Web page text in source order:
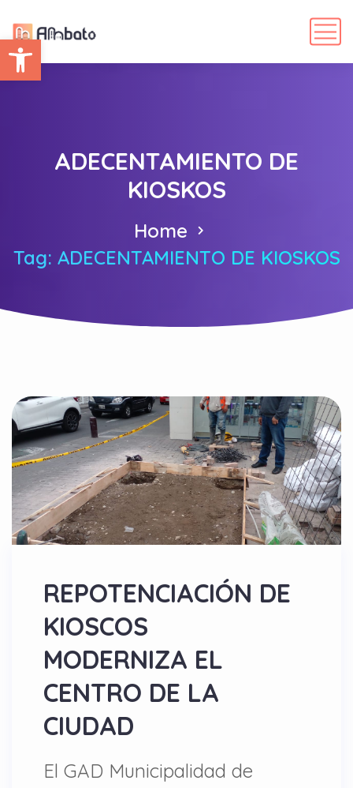
Abrir barra de herramientas
ADECENTAMIENTO DE
KIOSKOS
Home
Tag: ADECENTAMIENTO DE KIOSKOS
REPOTENCIACIÓN DE
KIOSCOS
MODERNIZA EL
CENTRO DE LA
CIUDAD
El GAD Municipalidad de